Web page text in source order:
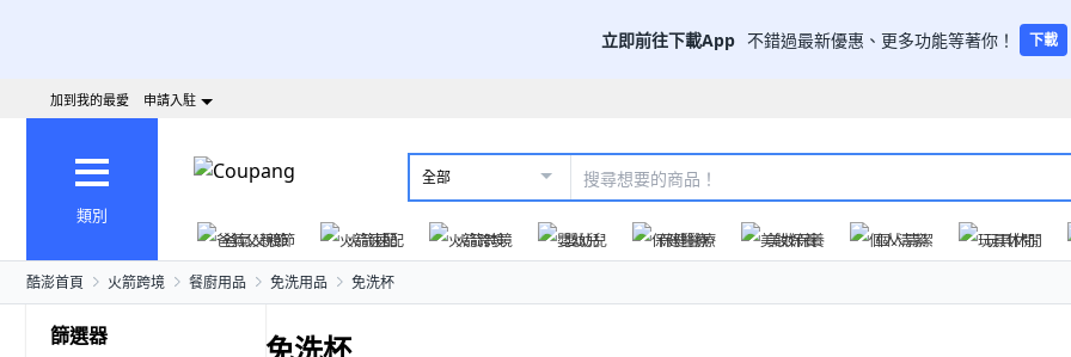
立即前往下載App 不錯過最新優惠、更多功能等著你！ 下載
加到我的最愛 申請入駐
類別
全部
爸氣父親節 火箭速配 火箭跨境 嬰幼兒 保健醫療 美妝保養 個人清潔 玩具休閒
酷澎首頁 火箭跨境 餐廚用品 免洗用品 免洗杯
篩選器